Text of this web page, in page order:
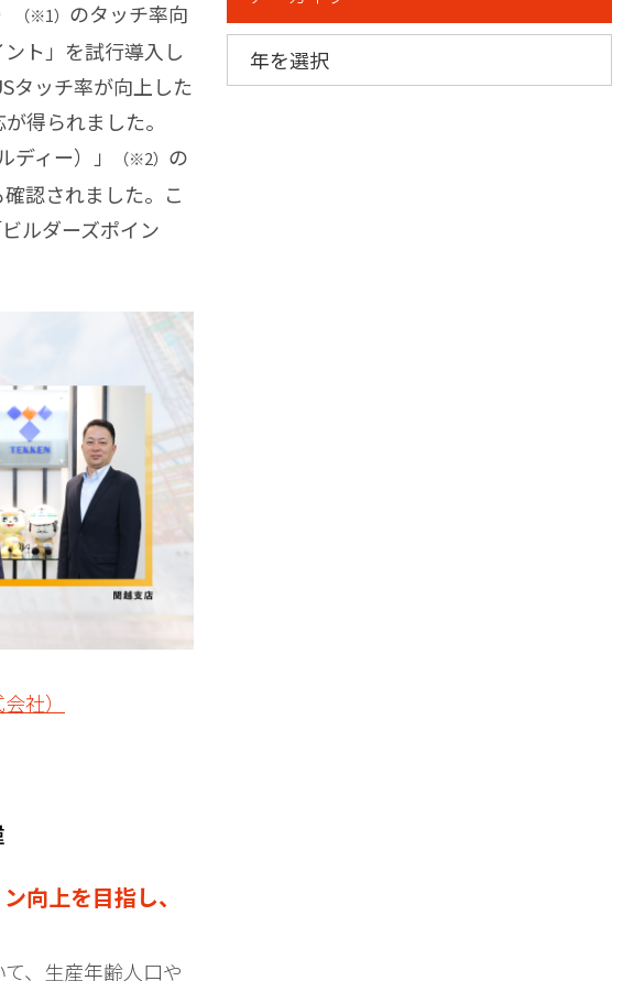
（※1） のタッチ率向
ト」を試行導入し
タッチ率が向上した
得られました。
ィー）」
（※2） の
認されました。こ
ルダーズポイン
社）
向上を目指し、
て、生産年齢人口や